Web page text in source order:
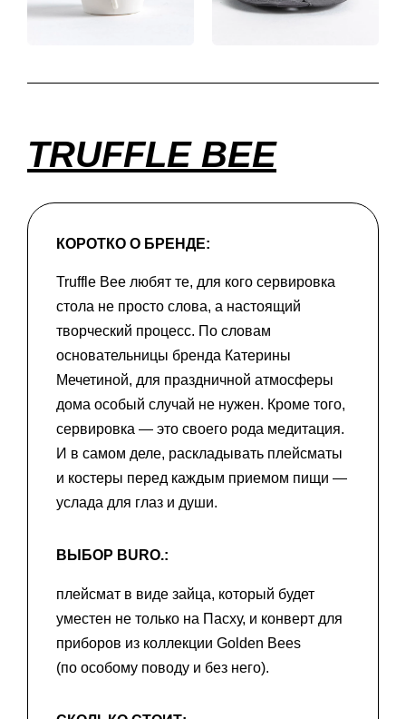
TRUFFLE BEE
КОРОТКО О БРЕНДЕ:
Truffle Bee любят те, для кого сервировка
стола не просто слова, а настоящий
творческий процесс. По словам
основательницы бренда Катерины
Мечетиной, для праздничной атмосферы
дома особый случай не нужен. Кроме того,
сервировка — это своего рода медитация.
И в самом деле, раскладывать плейсматы
и костеры перед каждым приемом пищи —
услада для глаз и души.
ВЫБОР BURO.:
плейсмат в виде зайца, который будет
уместен не только на Пасху, и конверт для
приборов из коллекции Golden Bees
(по особому поводу и без него).